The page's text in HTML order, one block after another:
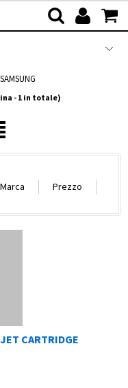
>Special
SAMSUNG
- 1 in totale)
CARTRIDGE